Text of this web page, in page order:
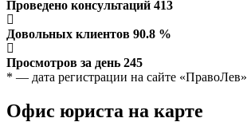
Проведено консультаций 413
Довольных клиентов 90.8 %
Просмотров за день 245
* — дата регистрации на сайте «ПравоЛев»
Офис юриста на карте